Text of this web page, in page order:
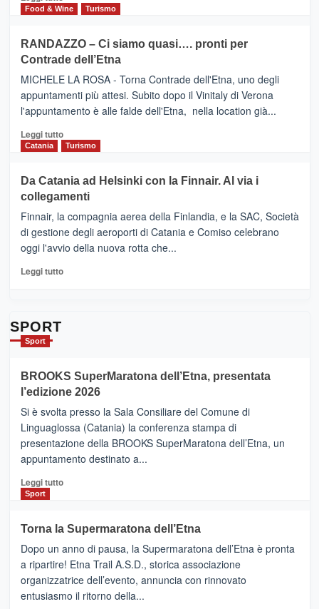
nella
classifica
FOUR
IL
NUOVO
SUMMER
CLUB
di
VIAGRANDE
(Ct)
–
Benanti
presenta
“Vino
&
Cultura
tappe
dell’enoturismo
Food & Wine Turismo
RANDAZZO – Ci siamo quasi…. pronti per
Contrade dell’Etna
MICHELE LA ROSA - Torna Contrade dell'Etna, uno degli
appuntamenti più attesi. Subito dopo il Vinitaly di Verona
l'appuntamento è alle falde dell'Etna, nella location già...
Leggi tuttoLeggi
di
RANDAZZO
–
Ci
siamo
quasi….
pronti
per
Catania Turismo
Da Catania ad Helsinki con la Finnair. Al via i
collegamenti
Finnair, la compagnia aerea della Finlandia, e la SAC, Società
di gestione degli aeroporti di Catania e Comiso celebrano
oggi l'avvio della nuova rotta che...
Leggi tuttoLeggi
con
la
Al
via
i
collegamenti
SPORT
Sport
BROOKS SuperMaratona dell’Etna, presentata
l’edizione 2026
Si è svolta presso la Sala Consiliare del Comune di
Linguaglossa (Catania) la conferenza stampa di
presentazione della BROOKS SuperMaratona dell’Etna, un
appuntamento destinato a...
Leggi tuttoLeggi
BROOKS
SuperMaratona
dell’Etna,
presentata
l’edizione
2026
Sport
Torna la Supermaratona dell’Etna
Dopo un anno di pausa, la Supermaratona dell’Etna è pronta
a ripartire! Etna Trail A.S.D., storica associazione
organizzatrice dell’evento, annuncia con rinnovato
entusiasmo il ritorno della...